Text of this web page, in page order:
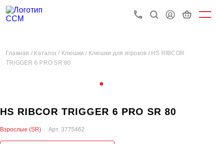
Главная / Каталог / Клюшки / Клюшки для игроков / HS RIBCOR
TRIGGER 6 PRO SR 80
HS RIBCOR TRIGGER 6 PRO SR 80
Взрослые (SR) Арт. 3775462